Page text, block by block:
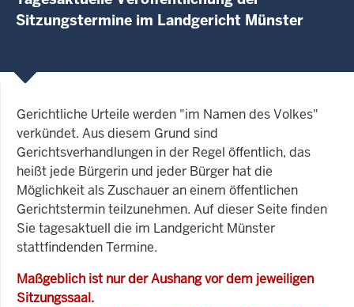
Sitzungstermine im Landgericht Münster
Gerichtliche Urteile werden "im Namen des Volkes"
verkündet. Aus diesem Grund sind
Gerichtsverhandlungen in der Regel öffentlich, das
heißt jede Bürgerin und jeder Bürger hat die
Möglichkeit als Zuschauer an einem öffentlichen
Gerichtstermin teilzunehmen. Auf dieser Seite finden
Sie tagesaktuell die im Landgericht Münster
stattfindenden Termine.
Maßgeblich ist nur der Aushang vor dem jeweiligen
Sitzungssaal.